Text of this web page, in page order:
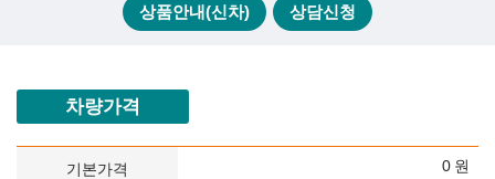
상품안내(신차) 상담신청
차량가격
기본가격 0 원